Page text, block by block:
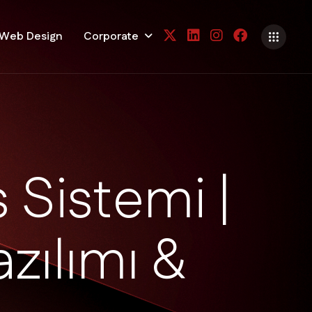
Design Corporate
Sistemi |
zılımı &